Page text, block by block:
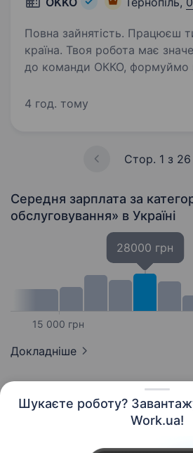
Шукаєте роботу?
Work.ua!
Повна зайнятість. Працюєш ти — працює
країна. Твоя робота має
до команди ОККО, формуймо
КАСИРА (оператора АЗК)!
4 год. тому
Стор. 1 з 26
Середня зарплата за
обслуговування» в Україні
15 000 грн
28000 грн
Докладніше